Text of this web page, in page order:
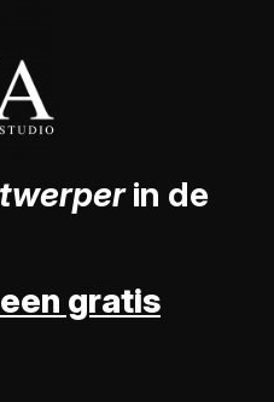
in de
gratis